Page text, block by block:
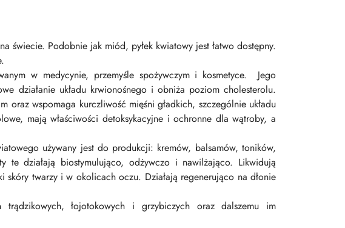
świecie. Podobnie jak miód, pyłek kwiatowy jest łatwo dostępny.
w medycynie, przemyśle spożywczym i kosmetyce.
Jego
działanie układu krwionośnego i obniża poziom cholesterolu.
oraz wspomaga kurczliwość mięśni gładkich, szczególnie układu
mają właściwości detoksykacyjne i ochronne dla wątroby, a
używany jest do produkcji: kremów, balsamów, toników,
te działają biostymulująco, odżywczo i nawilżająco. Likwidują
skóry twarzy i w okolicach oczu. Działają regenerująco na dłonie
trądzikowych, łojotokowych i grzybiczych oraz dalszemu im